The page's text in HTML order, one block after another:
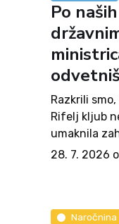
Po
Razkrili
Rifelj kljub
umaknila
upravnega
28. 7. 2026
Naročnina